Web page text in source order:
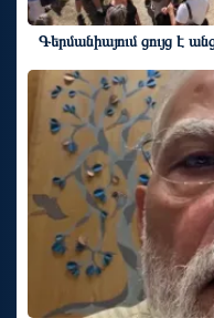
Գերմանիայում ցույց է